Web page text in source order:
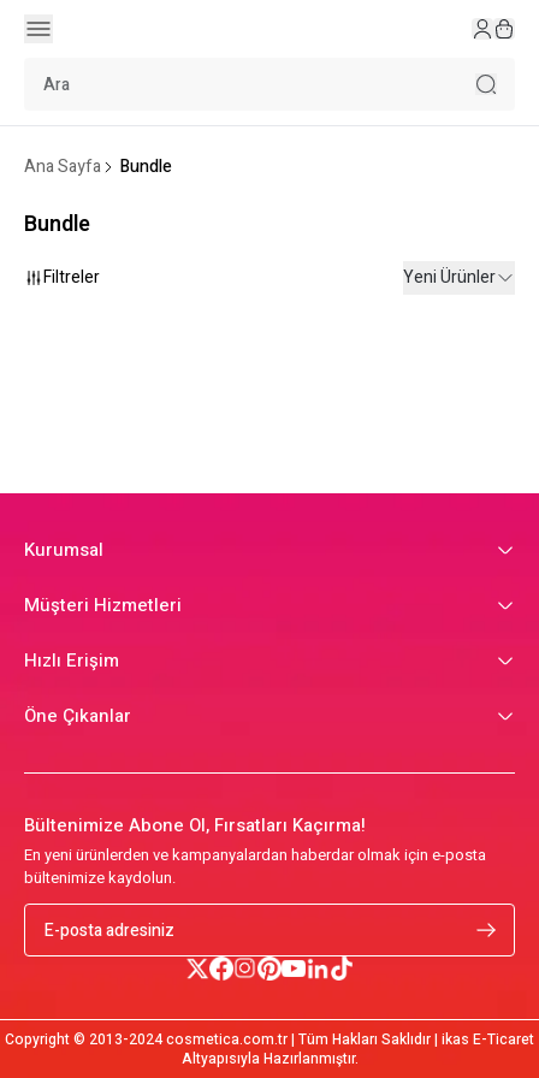
Ana Sayfa Bundle
Bundle
Filtreler Yeni Ürünler
Kurumsal
Müşteri Hizmetleri
Hızlı Erişim
Öne Çıkanlar
Bültenimize Abone Ol, Fırsatları Kaçırma!
En yeni ürünlerden ve kampanyalardan haberdar olmak için e-posta
bültenimize kaydolun.
Copyright © 2013-2024 cosmetica.com.tr | Tüm Hakları Saklıdır | ikas E-Ticaret
Altyapısıyla Hazırlanmıştır.